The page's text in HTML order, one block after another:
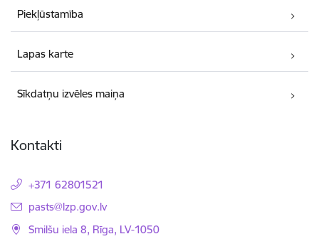
Piekļūstamība
Lapas karte
Sīkdatņu izvēles maiņa
Kontakti
+371 62801521
E-pasts:
pasts@lzp.gov.lv
Smilšu iela 8, Rīga, LV-1050